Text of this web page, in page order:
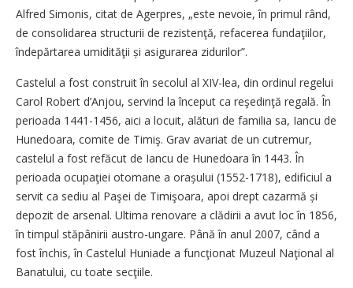
Alfred Simonis, citat de Agerpres, „este nevoie, în primul rând,
de consolidarea structurii de rezistenţă, refacerea fundaţiilor,
îndepărtarea umidităţii și asigurarea zidurilor”.
Castelul a fost construit în secolul al XIV-lea, din ordinul regelui
Carol Robert d’Anjou, servind la început ca reşedinţă regală. În
perioada 1441-1456, aici a locuit, alături de familia sa, Iancu de
Hunedoara, comite de Timiş. Grav avariat de un cutremur,
castelul a fost refăcut de Iancu de Hunedoara în 1443. În
perioada ocupaţiei otomane a orașului (1552-1718), edificiul a
servit ca sediu al Paşei de Timişoara, apoi drept cazarmă și
depozit de arsenal. Ultima renovare a clădirii a avut loc în 1856,
în timpul stăpânirii austro-ungare. Până în anul 2007, când a
fost închis, în Castelul Huniade a funcţionat Muzeul Naţional al
Banatului, cu toate secţiile.